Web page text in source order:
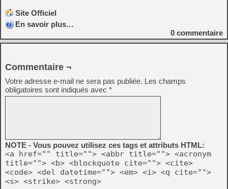
Site Officiel
En savoir plus…
0 commentaire
Commentaire ¬
Votre adresse e-mail ne sera pas publiée. Les champs
obligatoires sont indiqués avec *
NOTE - Vous pouvez utilisez ces tags et attributs HTML:
<a href="" title=""> <abbr title=""> <acronym
title=""> <b> <blockquote cite=""> <cite>
<code> <del datetime=""> <em> <i> <q cite="">
<s> <strike> <strong>